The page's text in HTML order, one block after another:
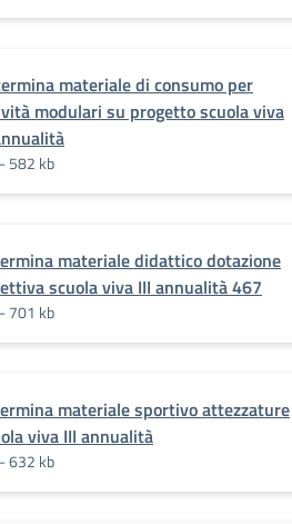
materiale di consumo per
modulari su progetto scuola viva
582 kb
materiale didattico dotazione
scuola viva III annualità 467
701 kb
materiale sportivo attezzature
viva III annualità
632 kb